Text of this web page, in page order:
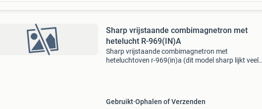
Sharp vrijstaande combimagnetron met
hetelucht R-969(IN)A
Sharp vrijstaande combimagnetron met
heteluchtoven r-969(in)a (dit model sharp lijkt veel
Gebruikt Ophalen of Verzenden